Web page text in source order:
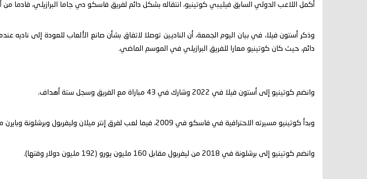
أكمل اللاعب الدولي السابق فيليبي كوتينيو، انتقاله بشكل دائم لفريق فاسكو دي جاما البرازيلي، قادما من
وذكر أستون فيلا، في بيان اليوم الجمعة، أن الناديين توصلا لاتفاق بشأن صانع الألعاب للعودة إلى ناديه
دائم، حيث كان كوتينيو معارا للفريق البرازيلي في الموسم الماضي.
وانضم كوتينيو إلى أستون فيلا في 2022 وشارك في 43 مباراة مع الفريق وسجل ستة أهداف.
وبدأ كوتينيو مسيرته الاحترافية في فاسكو في 2009، فيما لعب لفرق إنتر ميلان وليفربول وبرشلونة وبايرن ميونخ.
وانضم كوتينيو إلى برشلونة في 2018 من ليفربول مقابل 160 مليون يورو (192 مليون دولار وقتها).